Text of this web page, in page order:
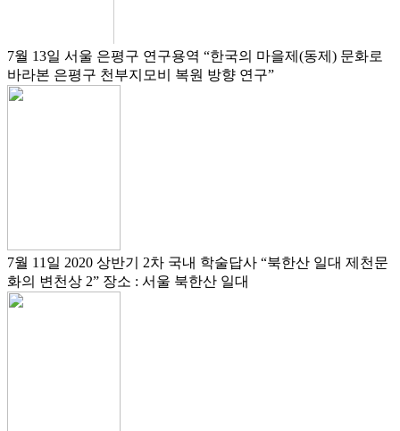
7월 13일 서울 은평구 연구용역 “한국의 마을제(동제) 문화로
바라본 은평구 천부지모비 복원 방향 연구”
7월 11일 2020 상반기 2차 국내 학술답사 “북한산 일대 제천문
화의 변천상 2” 장소 : 서울 북한산 일대